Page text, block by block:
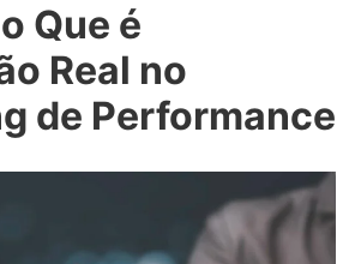
Que é
Real no
de Performance